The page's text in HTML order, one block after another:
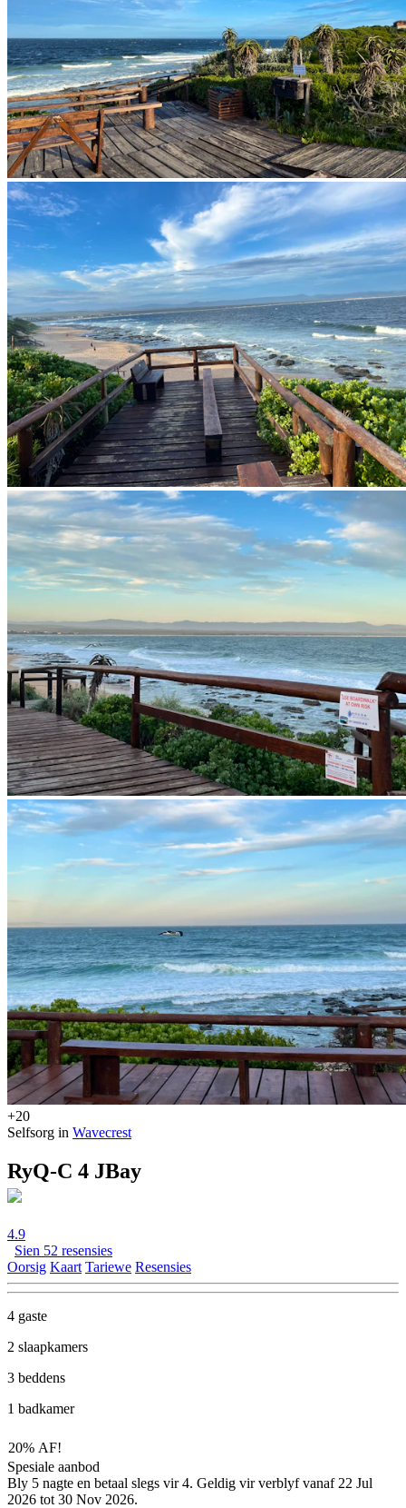
+20
Selfsorg in Wavecrest
RyQ-C 4 JBay
4.9
Sien 52 resensies
Oorsig Kaart Tariewe Resensies
4 gaste
2 slaapkamers
3 beddens
1 badkamer
20% AF!
Spesiale aanbod
Bly 5 nagte en betaal slegs vir 4. Geldig vir verblyf vanaf 22 Jul
2026 tot 30 Nov 2026.